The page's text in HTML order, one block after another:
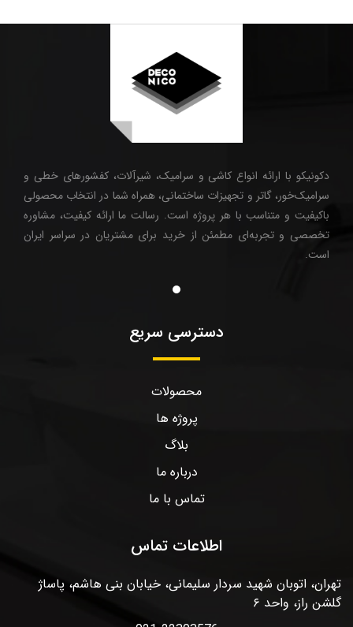
دکونیکو با ارائه انواع کاشی و سرامیک، شیرآلات، کفشورهای خطی و
سرامیک‌خور، گاتر و تجهیزات ساختمانی، همراه شما در انتخاب محصولی
باکیفیت و متناسب با هر پروژه است. رسالت ما ارائه کیفیت، مشاوره
تخصصی و تجربه‌ای مطمئن از خرید برای مشتریان در سراسر ایران
است.
دسترسی سریع
محصولات
پروژه ها
بلاگ
درباره ما
تماس با ما
اطلاعات تماس
تهران، اتوبان شهید سردار سلیمانی، خیابان بنی هاشم، پاساژ
گلشن راز، واحد ۶